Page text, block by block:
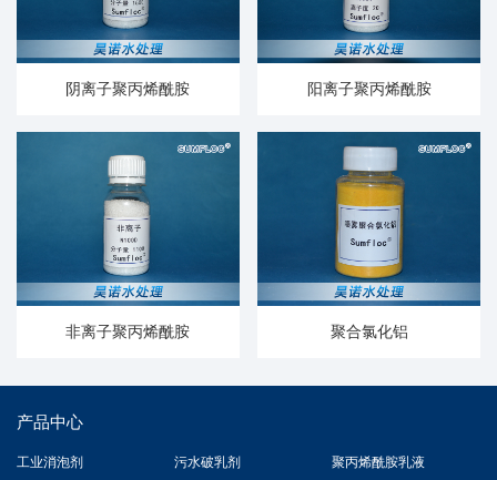
阴离子聚丙烯酰胺 阳离子聚丙烯酰胺
非离子聚丙烯酰胺 聚合氯化铝
产品中心
工业消泡剂
污水破乳剂
聚丙烯酰胺乳液